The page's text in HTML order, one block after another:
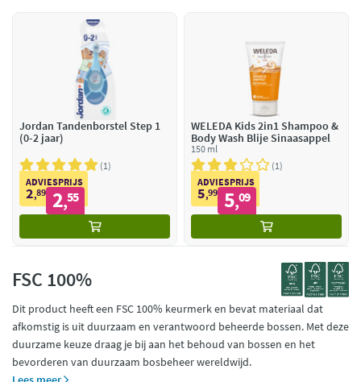
Jordan Tandenborstel Step 1
(0-2 jaar)
1
ADVIESPRIJS
2,89 2,55
WELEDA Kids 2in1 Shampoo &
Body Wash Blije Sinaasappel
150 ml
1
ADVIESPRIJS
5,99 5,09
FSC 100%
Dit product heeft een FSC 100% keurmerk en bevat materiaal dat
afkomstig is uit duurzaam en verantwoord beheerde bossen. Met deze
duurzame keuze draag je bij aan het behoud van bossen en het
bevorderen van duurzaam bosbeheer wereldwijd.